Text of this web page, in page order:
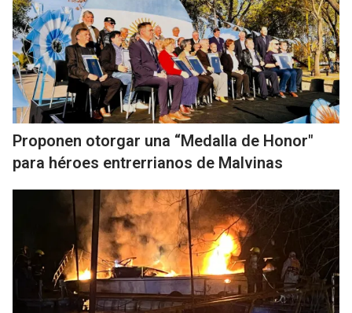
Proponen otorgar una “Medalla de Honor"
para héroes entrerrianos de Malvinas